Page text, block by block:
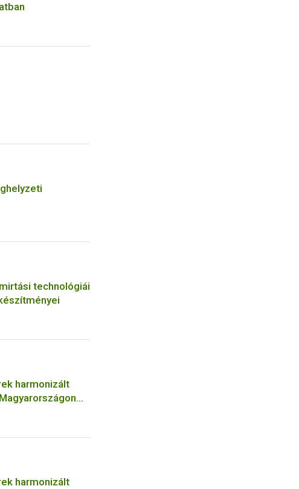
technológiái
harmonizált
harmonizált